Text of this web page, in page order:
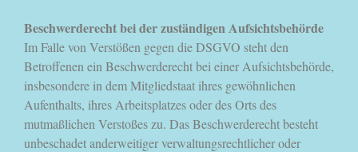
Beschwerderecht bei der zuständigen Aufsichtsbehörde
Im Falle von Verstößen gegen die DSGVO steht den
Betroffenen ein Beschwerderecht bei einer Aufsichtsbehörde,
insbesondere in dem Mitgliedstaat ihres gewöhnlichen
Aufenthalts, ihres Arbeitsplatzes oder des Orts des
mutmaßlichen Verstoßes zu. Das Beschwerderecht besteht
unbeschadet anderweitiger verwaltungsrechtlicher oder